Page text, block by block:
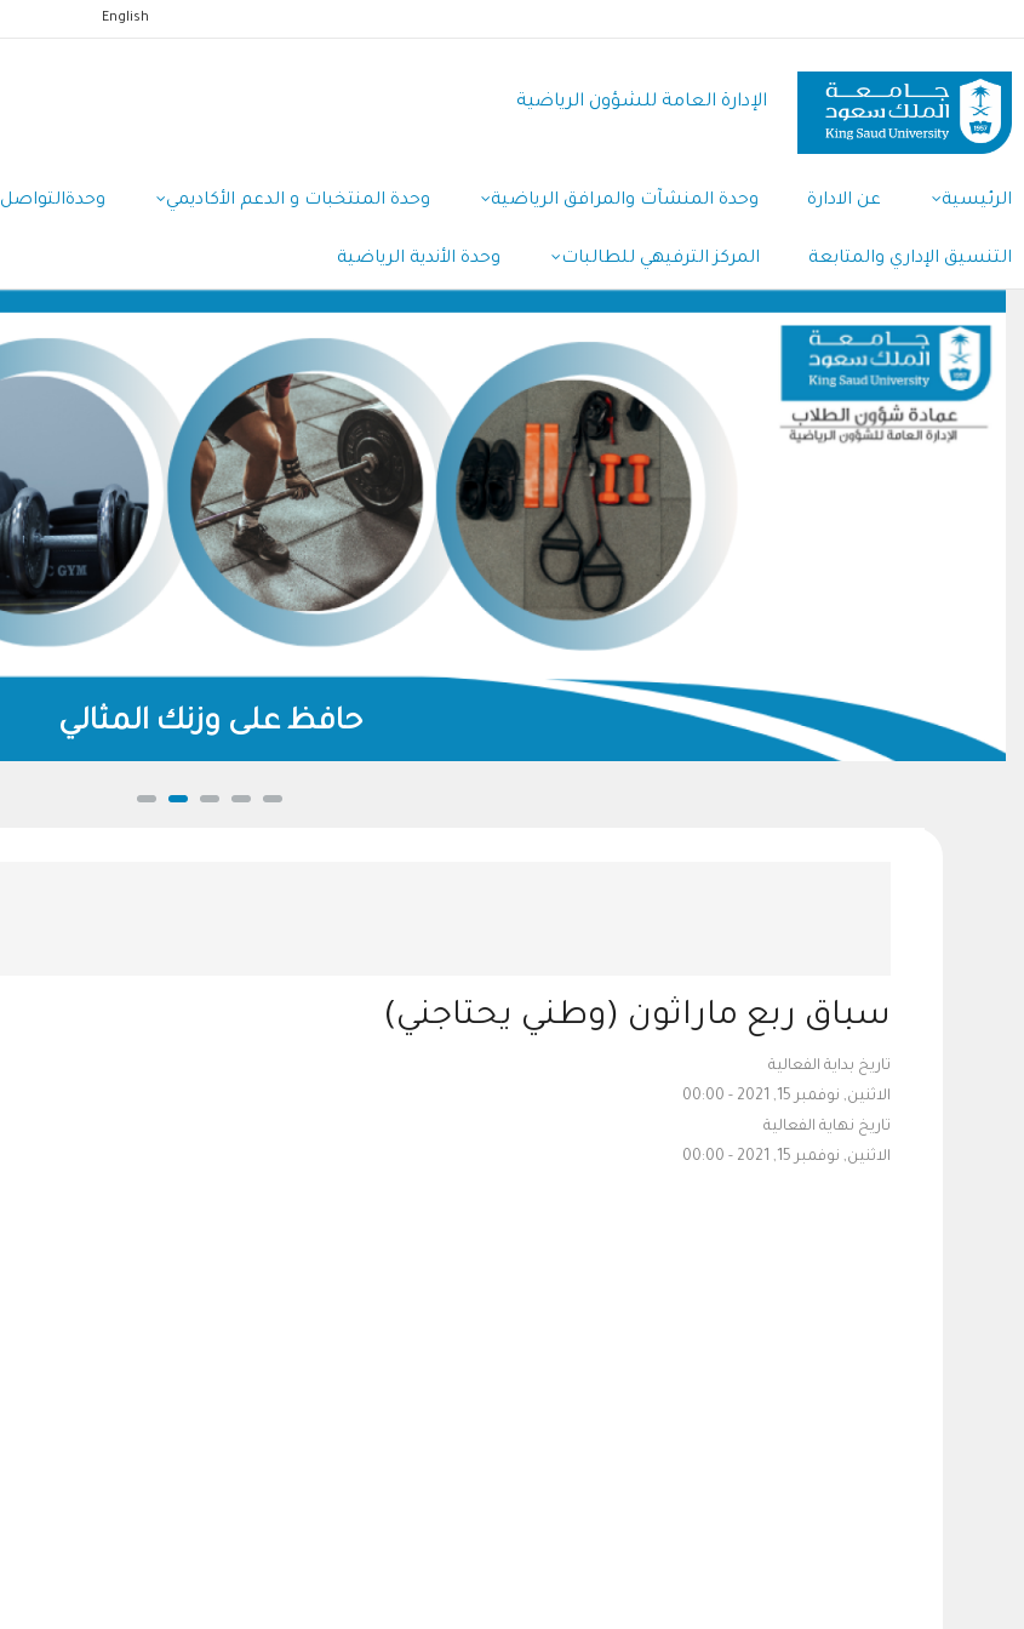
المحتوى
الرئيسي
English
الإدارة العامة للشؤون الرياضية
Navigation
الرئيسية عن الادارة وحدة المنشآت والمرافق الرياضية وحدة المنتخبات و الدعم الأكاديمي وحدةالتواصل
التنسيق الإداري والمتابعة المركز الترفيهي للطالبات وحدة الأندية الرياضية
حافظ على وزنك المثالي
سباق ربع ماراثون (وطني يحتاجني)
تاريخ بداية الفعالية
الاثنين, نوفمبر 15, 2021 - 00:00
تاريخ نهاية الفعالية
الاثنين, نوفمبر 15, 2021 - 00:00